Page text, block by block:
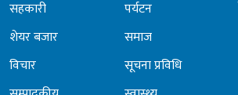
सहकारी
शेयर बजार
विचार
पर्यटन
समाज
सूचना प्रविधि